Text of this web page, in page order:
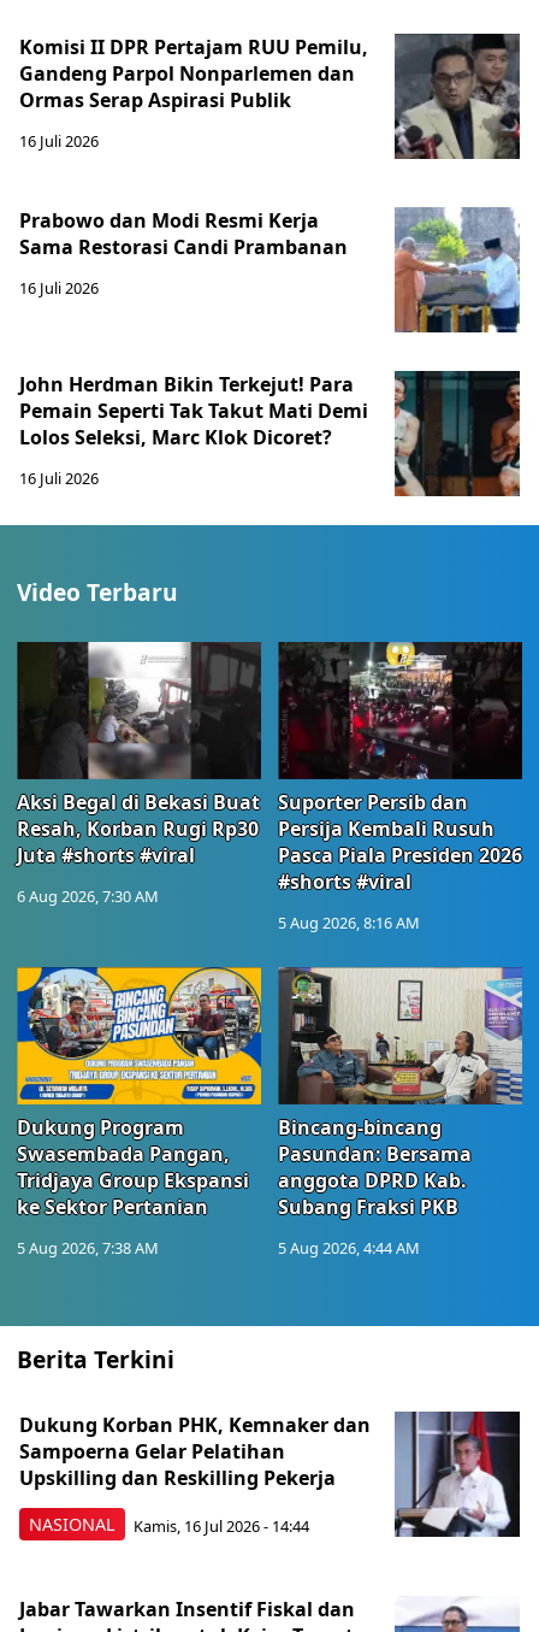
Komisi II DPR Pertajam RUU Pemilu,
Gandeng Parpol Nonparlemen dan
Ormas Serap Aspirasi Publik
16 Juli 2026
Prabowo dan Modi Resmi Kerja
Sama Restorasi Candi Prambanan
16 Juli 2026
John Herdman Bikin Terkejut! Para
Pemain Seperti Tak Takut Mati Demi
Lolos Seleksi, Marc Klok Dicoret?
16 Juli 2026
Video Terbaru
Aksi Begal di Bekasi Buat
Resah, Korban Rugi Rp30
Juta #shorts #viral
6 Aug 2026, 7:30 AM
Suporter Persib dan
Persija Kembali Rusuh
Pasca Piala Presiden 2026
#shorts #viral
5 Aug 2026, 8:16 AM
Dukung Program
Swasembada Pangan,
Tridjaya Group Ekspansi
ke Sektor Pertanian
5 Aug 2026, 7:38 AM
Bincang-bincang
Pasundan: Bersama
anggota DPRD Kab.
Subang Fraksi PKB
5 Aug 2026, 4:44 AM
Berita Terkini
NASIONAL
Dukung Korban PHK, Kemnaker dan
Sampoerna Gelar Pelatihan
Upskilling dan Reskilling Pekerja
Kamis, 16 Jul 2026 - 14:44
Jabar Tawarkan Insentif Fiskal dan